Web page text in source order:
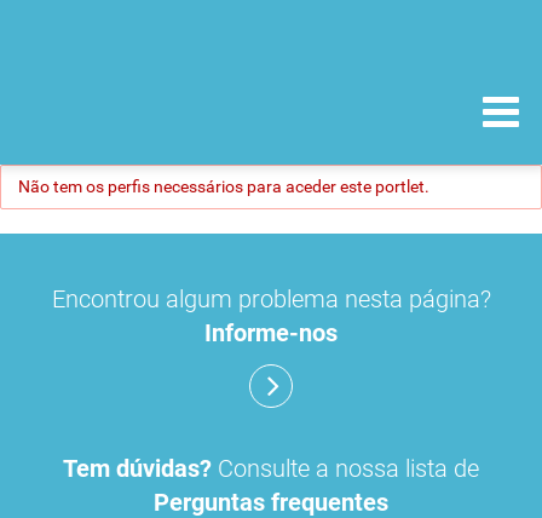
Não tem os perfis necessários para aceder este portlet.
Encontrou algum problema nesta página?
Informe-nos
Tem dúvidas? Consulte a nossa lista de
Perguntas frequentes